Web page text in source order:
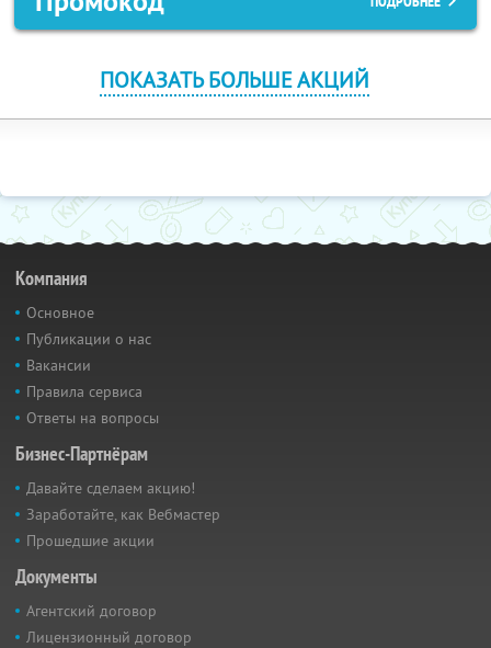
ПОКАЗАТЬ БОЛЬШЕ АКЦИЙ
Компания
Основное
Публикации о нас
Вакансии
Правила сервиса
Ответы на вопросы
Бизнес-Партнёрам
Давайте сделаем акцию!
Заработайте, как Вебмастер
Прошедшие акции
Документы
Агентский договор
Лицензионный договор